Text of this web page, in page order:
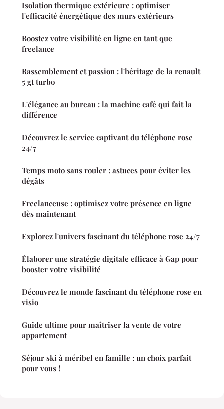
Isolation thermique extérieure : optimiser
l'efficacité énergétique des murs extérieurs
Boostez votre visibilité en ligne en tant que
freelance
Rassemblement et passion : l'héritage de la renault
5 gt turbo
L'élégance au bureau : la machine café qui fait la
différence
Découvrez le service captivant du téléphone rose
24/7
Temps moto sans rouler : astuces pour éviter les
dégâts
Freelanceuse : optimisez votre présence en ligne
dès maintenant
Explorez l'univers fascinant du téléphone rose 24/7
Élaborer une stratégie digitale efficace à Gap pour
booster votre visibilité
Découvrez le monde fascinant du téléphone rose en
visio
Guide ultime pour maîtriser la vente de votre
appartement
Séjour ski à méribel en famille : un choix parfait
pour vous !